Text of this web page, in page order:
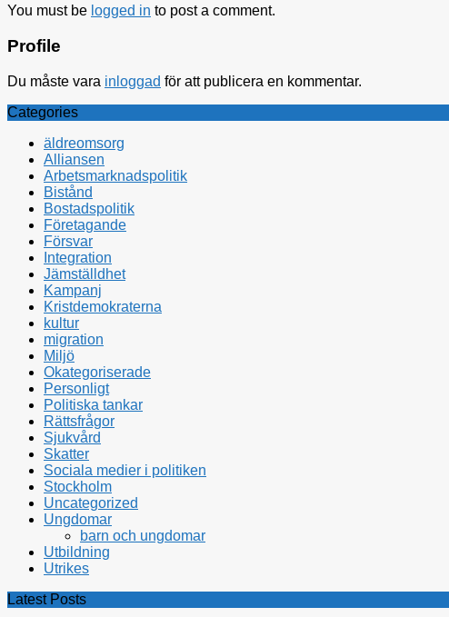
You must be logged in to post a comment.
Profile
Du måste vara inloggad för att publicera en kommentar.
Categories
äldreomsorg
Alliansen
Arbetsmarknadspolitik
Bistånd
Bostadspolitik
Företagande
Försvar
Integration
Jämställdhet
Kampanj
Kristdemokraterna
kultur
migration
Miljö
Okategoriserade
Personligt
Politiska tankar
Rättsfrågor
Sjukvård
Skatter
Sociala medier i politiken
Stockholm
Uncategorized
Ungdomar
barn och ungdomar
Utbildning
Utrikes
Latest Posts